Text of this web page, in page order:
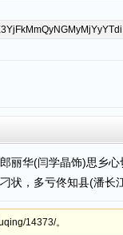
丽华(闫学晶饰)思乡
状，多亏佟知县(潘
14373/。